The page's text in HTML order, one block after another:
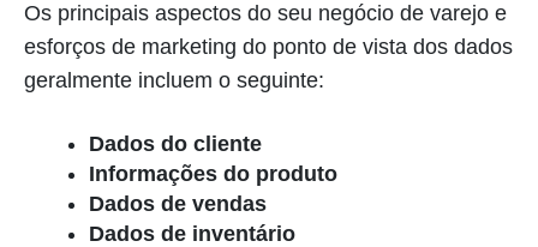
Os principais aspectos do seu negócio de varejo e
esforços de marketing do ponto de vista dos dados
geralmente incluem o seguinte:
Dados do cliente
Informações do produto
Dados de vendas
Dados de inventário